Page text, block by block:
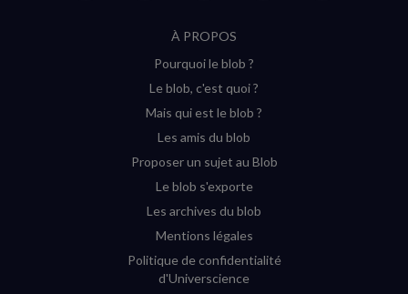
Instagram
(nouvelle
sur
Facebook
(nouvelle
À PROPOS
Pourquoi le blob ?
Le blob, c'est quoi ?
Mais qui est le blob ?
Les amis du blob
Proposer un sujet au Blob
Le blob s'exporte
Les archives du blob
Mentions légales
Politique de confidentialité
d'Universcience